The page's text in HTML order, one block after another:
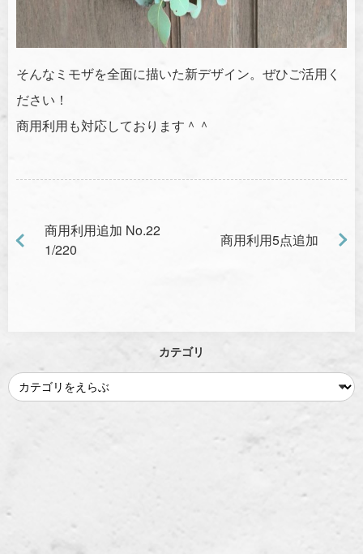
そんなミモザを全面に描いた新デザイン。ぜひご活用く
ださい！
商用利用も対応しております＾＾
商用利用追加 No.22
1/220
商用利用5点追加
カテゴリ